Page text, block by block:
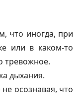
что иногда, при
или в каком-то
тревожное.
дыхания.
осознавая, что